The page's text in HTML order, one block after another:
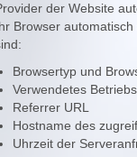
der Website
Browser
Browsertyp und
Verwendetes
Referrer URL
Hostname des
Uhrzeit der